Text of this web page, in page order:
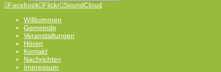
Facebook Flickr SoundCloud
Willkommen
Gemeinde
Veranstaltungen
Hören
Kontakt
Nachrichten
Impressum